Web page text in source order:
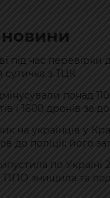
новини
під час перевірки
сутичка з ТЦК
понад
і 1600 дронів за
на українців у
до поліції: його
по Україні
ППО знищила та